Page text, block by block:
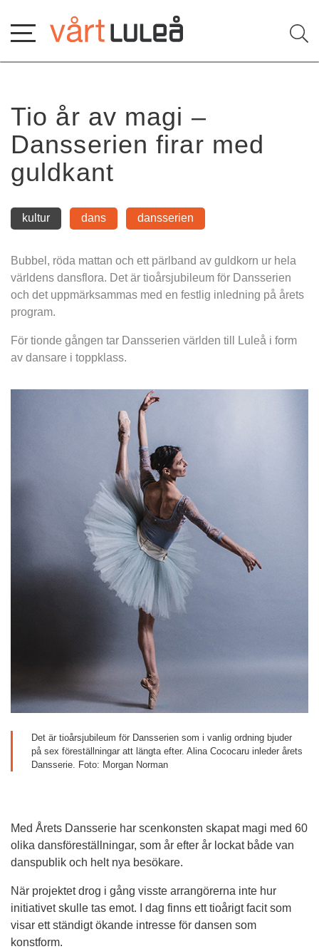
innehåll
Tio år av magi –
Dansserien firar med
guldkant
kultur dans dansserien
Bubbel, röda mattan och ett pärlband av guldkorn ur hela
världens dansflora. Det är tioårsjubileum för Dansserien
och det uppmärksammas med en festlig inledning på årets
program.
För tionde gången tar Dansserien världen till Luleå i form
av dansare i toppklass.
Det är tioårsjubileum för Dansserien som i vanlig ordning bjuder
på sex föreställningar att längta efter. Alina Cococaru inleder årets
Dansserie. Foto: Morgan Norman
Med Årets Dansserie har scenkonsten skapat magi med 60
olika dansföreställningar, som år efter år lockat både van
danspublik och helt nya besökare.
När projektet drog i gång visste arrangörerna inte hur
initiativet skulle tas emot. I dag finns ett tioårigt facit som
visar ett ständigt ökande intresse för dansen som
konstform.